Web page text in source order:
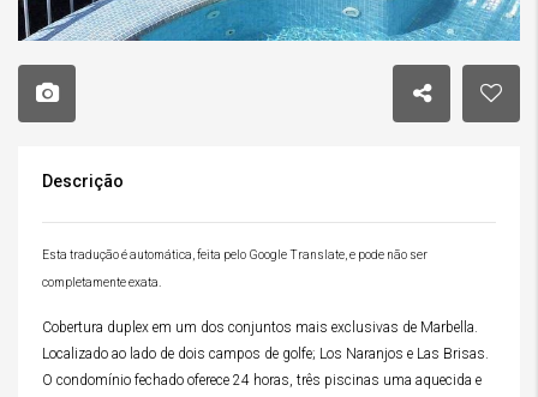
Descrição
Esta tradução é automática, feita pelo Google Translate, e pode não ser
completamente exata.
Cobertura duplex em um dos conjuntos mais exclusivas de Marbella.
Localizado ao lado de dois campos de golfe; Los Naranjos e Las Brisas.
O condomínio fechado oferece 24 horas, três piscinas uma aquecida e